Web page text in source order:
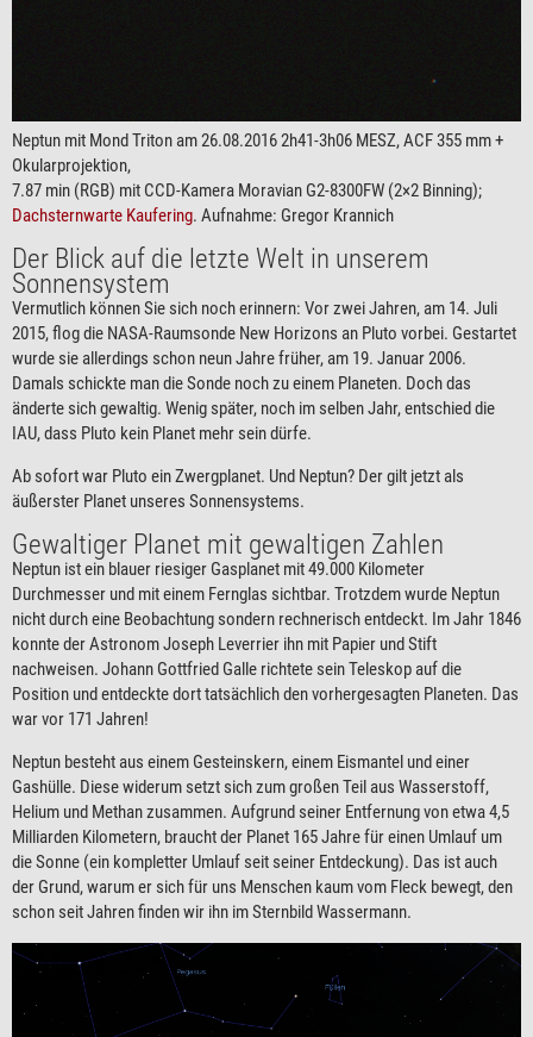
Neptun mit Mond Triton am 26.08.2016 2h41-3h06 MESZ, ACF 355 mm +
Okularprojektion,
7.87 min (RGB) mit CCD-Kamera Moravian G2-8300FW (2×2 Binning);
Dachsternwarte Kaufering. Aufnahme: Gregor Krannich
Der Blick auf die letzte Welt in unserem
Sonnensystem
Vermutlich können Sie sich noch erinnern: Vor zwei Jahren, am 14. Juli
2015, flog die NASA-Raumsonde New Horizons an Pluto vorbei. Gestartet
wurde sie allerdings schon neun Jahre früher, am 19. Januar 2006.
Damals schickte man die Sonde noch zu einem Planeten. Doch das
änderte sich gewaltig. Wenig später, noch im selben Jahr, entschied die
IAU, dass Pluto kein Planet mehr sein dürfe.
Ab sofort war Pluto ein Zwergplanet. Und Neptun? Der gilt jetzt als
äußerster Planet unseres Sonnensystems.
Gewaltiger Planet mit gewaltigen Zahlen
Neptun ist ein blauer riesiger Gasplanet mit 49.000 Kilometer
Durchmesser und mit einem Fernglas sichtbar. Trotzdem wurde Neptun
nicht durch eine Beobachtung sondern rechnerisch entdeckt. Im Jahr 1846
konnte der Astronom Joseph Leverrier ihn mit Papier und Stift
nachweisen. Johann Gottfried Galle richtete sein Teleskop auf die
Position und entdeckte dort tatsächlich den vorhergesagten Planeten. Das
war vor 171 Jahren!
Neptun besteht aus einem Gesteinskern, einem Eismantel und einer
Gashülle. Diese widerum setzt sich zum großen Teil aus Wasserstoff,
Helium und Methan zusammen. Aufgrund seiner Entfernung von etwa 4,5
Milliarden Kilometern, braucht der Planet 165 Jahre für einen Umlauf um
die Sonne (ein kompletter Umlauf seit seiner Entdeckung). Das ist auch
der Grund, warum er sich für uns Menschen kaum vom Fleck bewegt, den
schon seit Jahren finden wir ihn im Sternbild Wassermann.